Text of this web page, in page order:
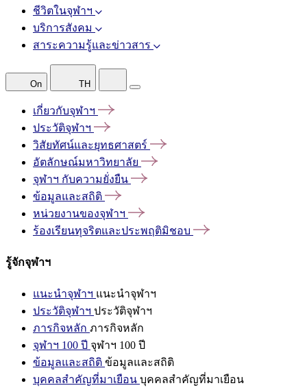
ชีวิตในจุฬาฯ
บริการสังคม
สาระความรู้และข่าวสาร
On TH
เกี่ยวกับจุฬาฯ
ประวัติจุฬาฯ
วิสัยทัศน์และยุทธศาสตร์
อัตลักษณ์มหาวิทยาลัย
จุฬาฯ กับความยั่งยืน
ข้อมูลและสถิติ
หน่วยงานของจุฬาฯ
ร้องเรียนทุจริตและประพฤติมิชอบ
รู้จักจุฬาฯ
แนะนำจุฬาฯ แนะนำจุฬาฯ
ประวัติจุฬาฯ ประวัติจุฬาฯ
ภารกิจหลัก ภารกิจหลัก
จุฬาฯ 100 ปี จุฬาฯ 100 ปี
ข้อมูลและสถิติ ข้อมูลและสถิติ
บุคคลสำคัญที่มาเยือน บุคคลสำคัญที่มาเยือน